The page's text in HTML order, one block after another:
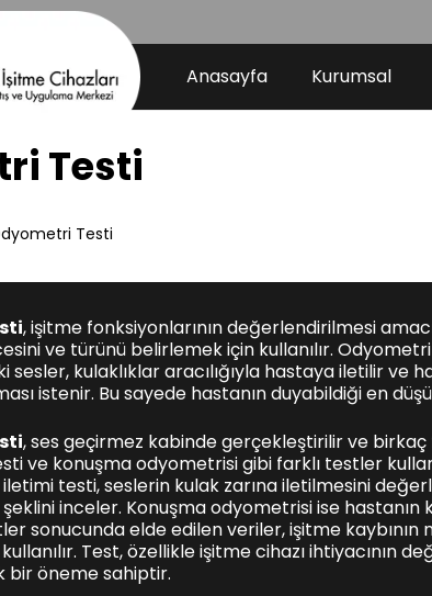
Anasayfa Kurumsal
Testi
Testi
, işitme fonksiyonlarının değerlendirilmesi
ve türünü belirlemek için kullanılır.
sesler, kulaklıklar aracılığıyla hastaya iletilir ve
istenir. Bu sayede hastanın duyabildiği en
, ses geçirmez kabinde gerçekleştirilir ve
ve konuşma odyometrisi gibi farklı testler
testi, seslerin kulak zarına iletilmesini
inceler. Konuşma odyometrisi ise
sonucunda elde edilen veriler, işitme
Test, özellikle işitme cihazı ihtiyacının
bir öneme sahiptir.